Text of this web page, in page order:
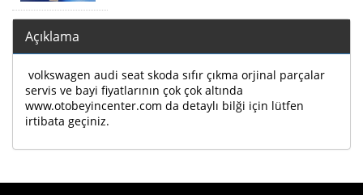
Açıklama
volkswagen audi seat skoda sıfır çıkma orjinal parçalar
servis ve bayi fiyatlarının çok çok altında
www.otobeyincenter.com da detaylı bilği için lütfen
irtibata geçiniz.